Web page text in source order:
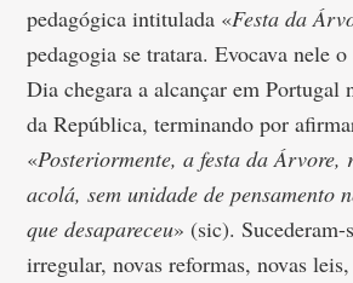
pedagógica intitulada «Festa da
pedagogia se tratara. Evocava nele
Dia chegara a alcançar em Portugal
da República, terminando por
«Posteriormente, a festa da Árvore,
acolá, sem unidade de pensamento
que desapareceu» (sic).
irregular, novas reformas, novas